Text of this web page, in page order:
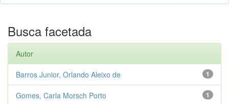
Busca facetada
Autor
1
Barros Junior, Orlando Aleixo de
1
Gomes, Carla Morsch Porto